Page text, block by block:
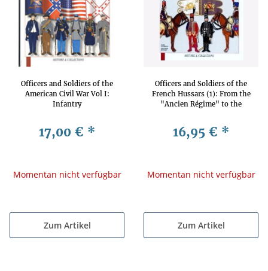
Officers and Soldiers of the
American Civil War Vol I:
Infantry
17,00 € *
Momentan nicht verfügbar
Zum Artikel
Officers and Soldiers of the
French Hussars (1): From the
"Ancien Régime" to the
16,95 € *
Momentan nicht verfügbar
Zum Artikel